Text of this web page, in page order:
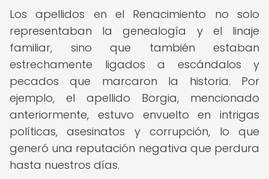
Los apellidos en el Renacimiento no solo
representaban la genealogía y el linaje
familiar, sino que también estaban
estrechamente ligados a escándalos y
pecados que marcaron la historia. Por
ejemplo, el apellido Borgia, mencionado
anteriormente, estuvo envuelto en intrigas
políticas, asesinatos y corrupción, lo que
generó una reputación negativa que perdura
hasta nuestros días.